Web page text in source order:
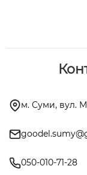
м. Суми, вул.
050-010-71-28